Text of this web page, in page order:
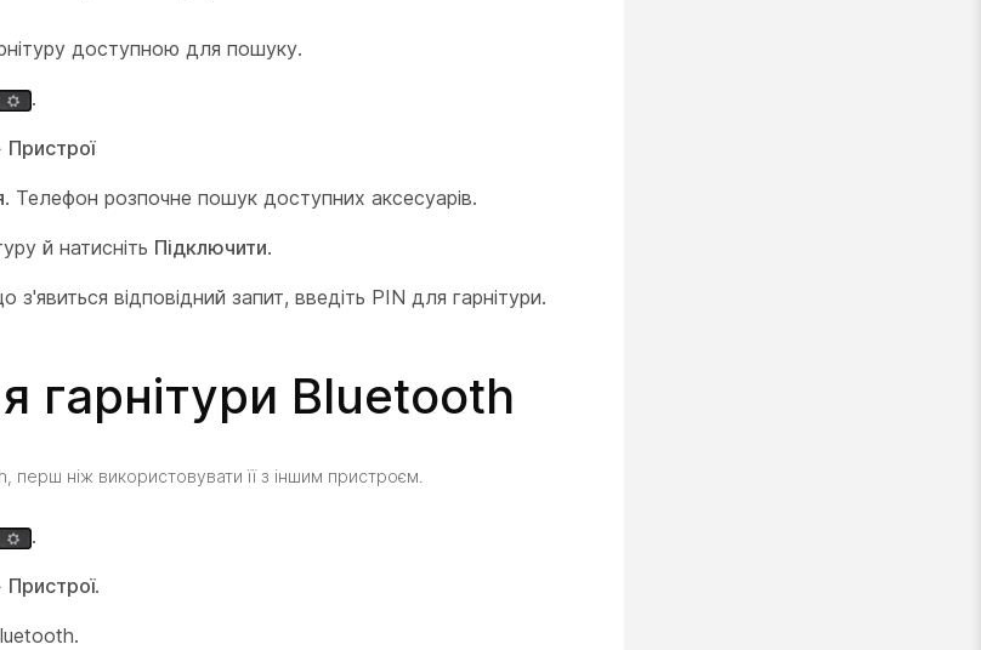
доступною для пошуку.
.
Пристрої
. Телефон розпочне пошук доступних аксесуарів.
й натисніть Підключити.
відповідний запит, введіть PIN для гарнітури.
гарнітури Bluetooth
перш ніж використовувати її з іншим пристроєм.
.
Пристрої.